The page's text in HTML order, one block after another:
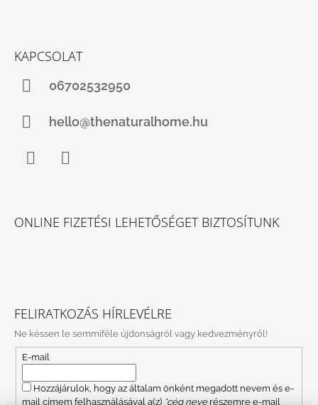
KAPCSOLAT
06702532950
hello@thenaturalhome.hu
ONLINE FIZETÉSI LEHETŐSÉGET BIZTOSÍTUNK
FELIRATKOZÁS HÍRLEVÉLRE
Ne késsen le semmiféle újdonságról vagy kedvezményről!
E-mail
Hozzájárulok, hogy az általam önként megadott nevem és e-
mail címem felhasználásával a(z) *cég neverészemre e-mail